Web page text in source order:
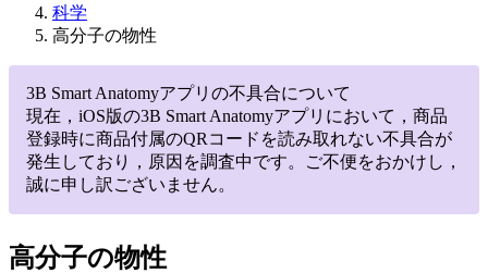
科学
高分子の物性
3B Smart Anatomyアプリの不具合について
現在，iOS版の3B Smart Anatomyアプリにおいて，商品
登録時に商品付属のQRコードを読み取れない不具合が
発生しており，原因を調査中です。ご不便をおかけし，
誠に申し訳ございません。
高分子の物性